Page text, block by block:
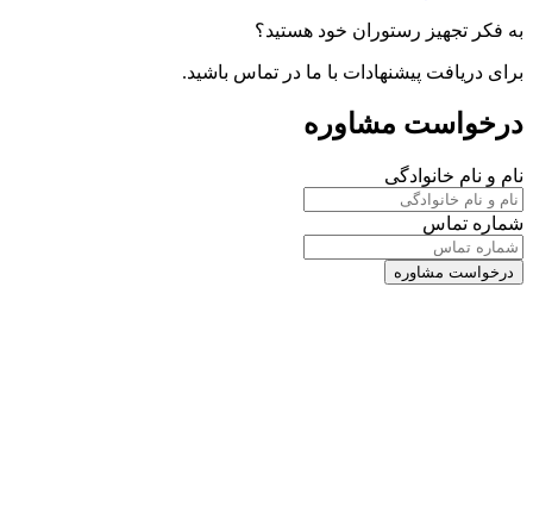
به فکر تجهیز رستوران خود هستید؟
برای دریافت پیشنهادات با ما در تماس باشید.
درخواست مشاوره
نام و نام خانوادگی
شماره تماس